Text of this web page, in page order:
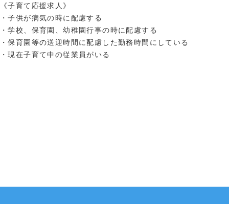
《子育て応援求人》
・子供が病気の時に配慮する
・学校、保育園、幼稚園行事の時に配慮する
・保育園等の送迎時間に配慮した勤務時間にしている
・現在子育て中の従業員がいる